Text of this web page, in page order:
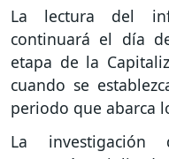
La lectura del
continuará el día
etapa de la
cuando se
periodo que abarca
La investigación